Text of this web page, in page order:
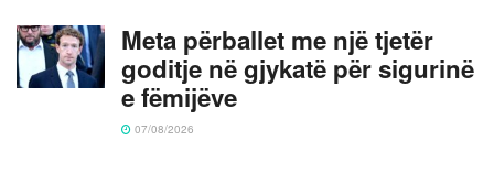
Meta përballet me një tjetër
goditje në gjykatë për sigurinë
e fëmijëve
07/08/2026